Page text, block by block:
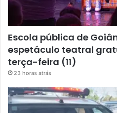
Escola pública de
espetáculo teatral
terça-feira (11)
23 horas atrás